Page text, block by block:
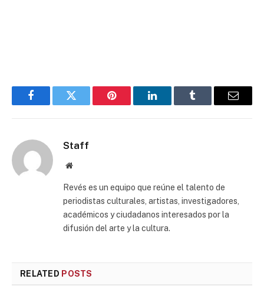
FacebookTwitter Pinterest LinkedInTumblr Email
Staff
Website
Revés es un equipo que reúne el talento de
periodistas culturales, artistas, investigadores,
académicos y ciudadanos interesados por la
difusión del arte y la cultura.
RELATED POSTS